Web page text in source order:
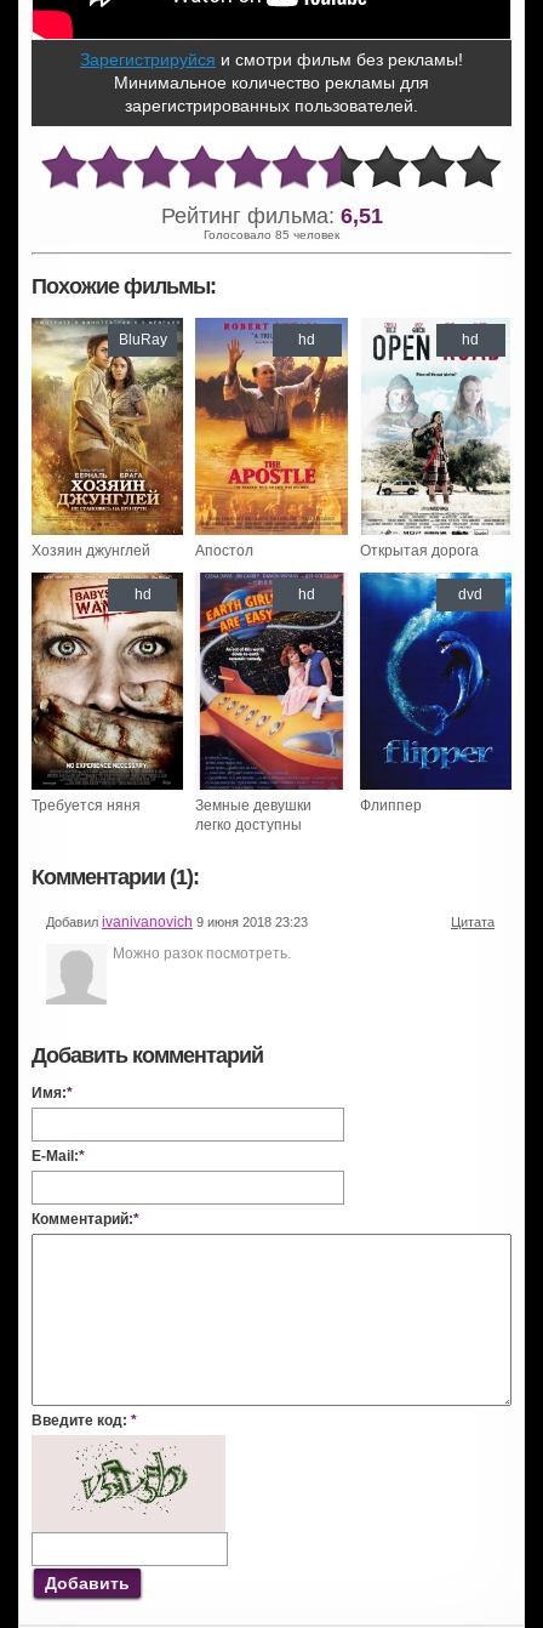
Зарегистрируйся и смотри фильм без рекламы!
Минимальное количество рекламы для
зарегистрированных пользователей.
Рейтинг фильма: 6,51
Голосовало 85 человек
Похожие фильмы:
Хозяин джунглей
BluRay
Апостол
hd
Открытая дорога
hd
Требуется няня
hd
Земные девушки
легко доступны
hd
Флиппер
dvd
Комментарии (1):
Добавил ivanivanovich 9 июня 2018 23:23 Цитата
Можно разок посмотреть.
Добавить комментарий
Имя:*
E-Mail:*
Комментарий:*
Введите код: *
Добавить